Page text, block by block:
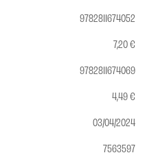
9782811674052
7,20 €
9782811674069
4,49 €
03/04/2024
7563597